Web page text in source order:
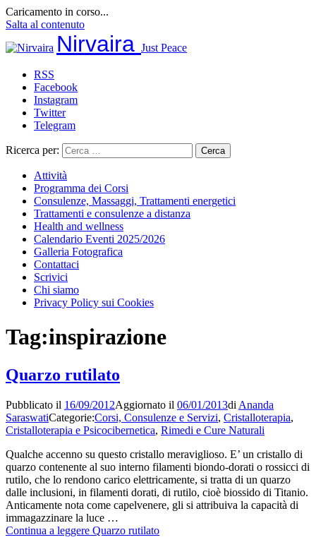
Caricamento in corso...
Salta al contenuto
Nirvaira Just Peace
RSS
Facebook
Instagram
Twitter
Telegram
Ricerca per:
Attività
Programma dei Corsi
Consulenze, Massaggi, Trattamenti energetici
Trattamenti e consulenze a distanza
Health and wellness
Calendario Eventi 2025/2026
Galleria Fotografica
Contattaci
Scrivici
Chi siamo
Privacy Policy sui Cookies
Tag:inspirazione
Quarzo rutilato
Pubblicato il 16/09/2012Aggiornato il 06/01/2013di Ananda
SaraswatiCategorie:Corsi, Consulenze e Servizi, Cristalloterapia,
Cristalloterapia e Psicocibernetica, Rimedi e Cure Naturali
Qualche accenno su questo cristallo meraviglioso. E’ un cristallo di
quarzo contenente al suo interno filamenti biondo-dorati o rossicci di
rutilo, che lo rendono carico elettricamente, si tratta di un quarzo
dalle inclusioni, in filamenti dorati, di rutilo, cioè biossido di Titanio.
Anticamente nota come capelvenere, gli si attribuiva la capacità di
immagazzinare la luce …
Continua a leggere Quarzo rutilato